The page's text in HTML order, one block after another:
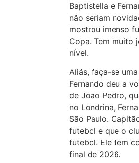
Baptistella e
não seriam
mostrou imenso
Copa. Tem muito
nível.
Aliás, faça-se
Fernando deu a
de João Pedro,
no Londrina,
São Paulo.
futebol e que o
futebol. Ele tem
final de 2026.